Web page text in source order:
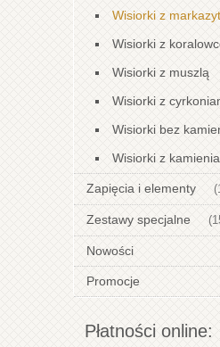
Wisiorki z
Wisiorki z
Wisiorki z muszlą
Wisiorki z
Wisiorki bez
Wisiorki z
Zapięcia i elementy
Zestawy specjalne
Nowości
Promocje
Płatności online: